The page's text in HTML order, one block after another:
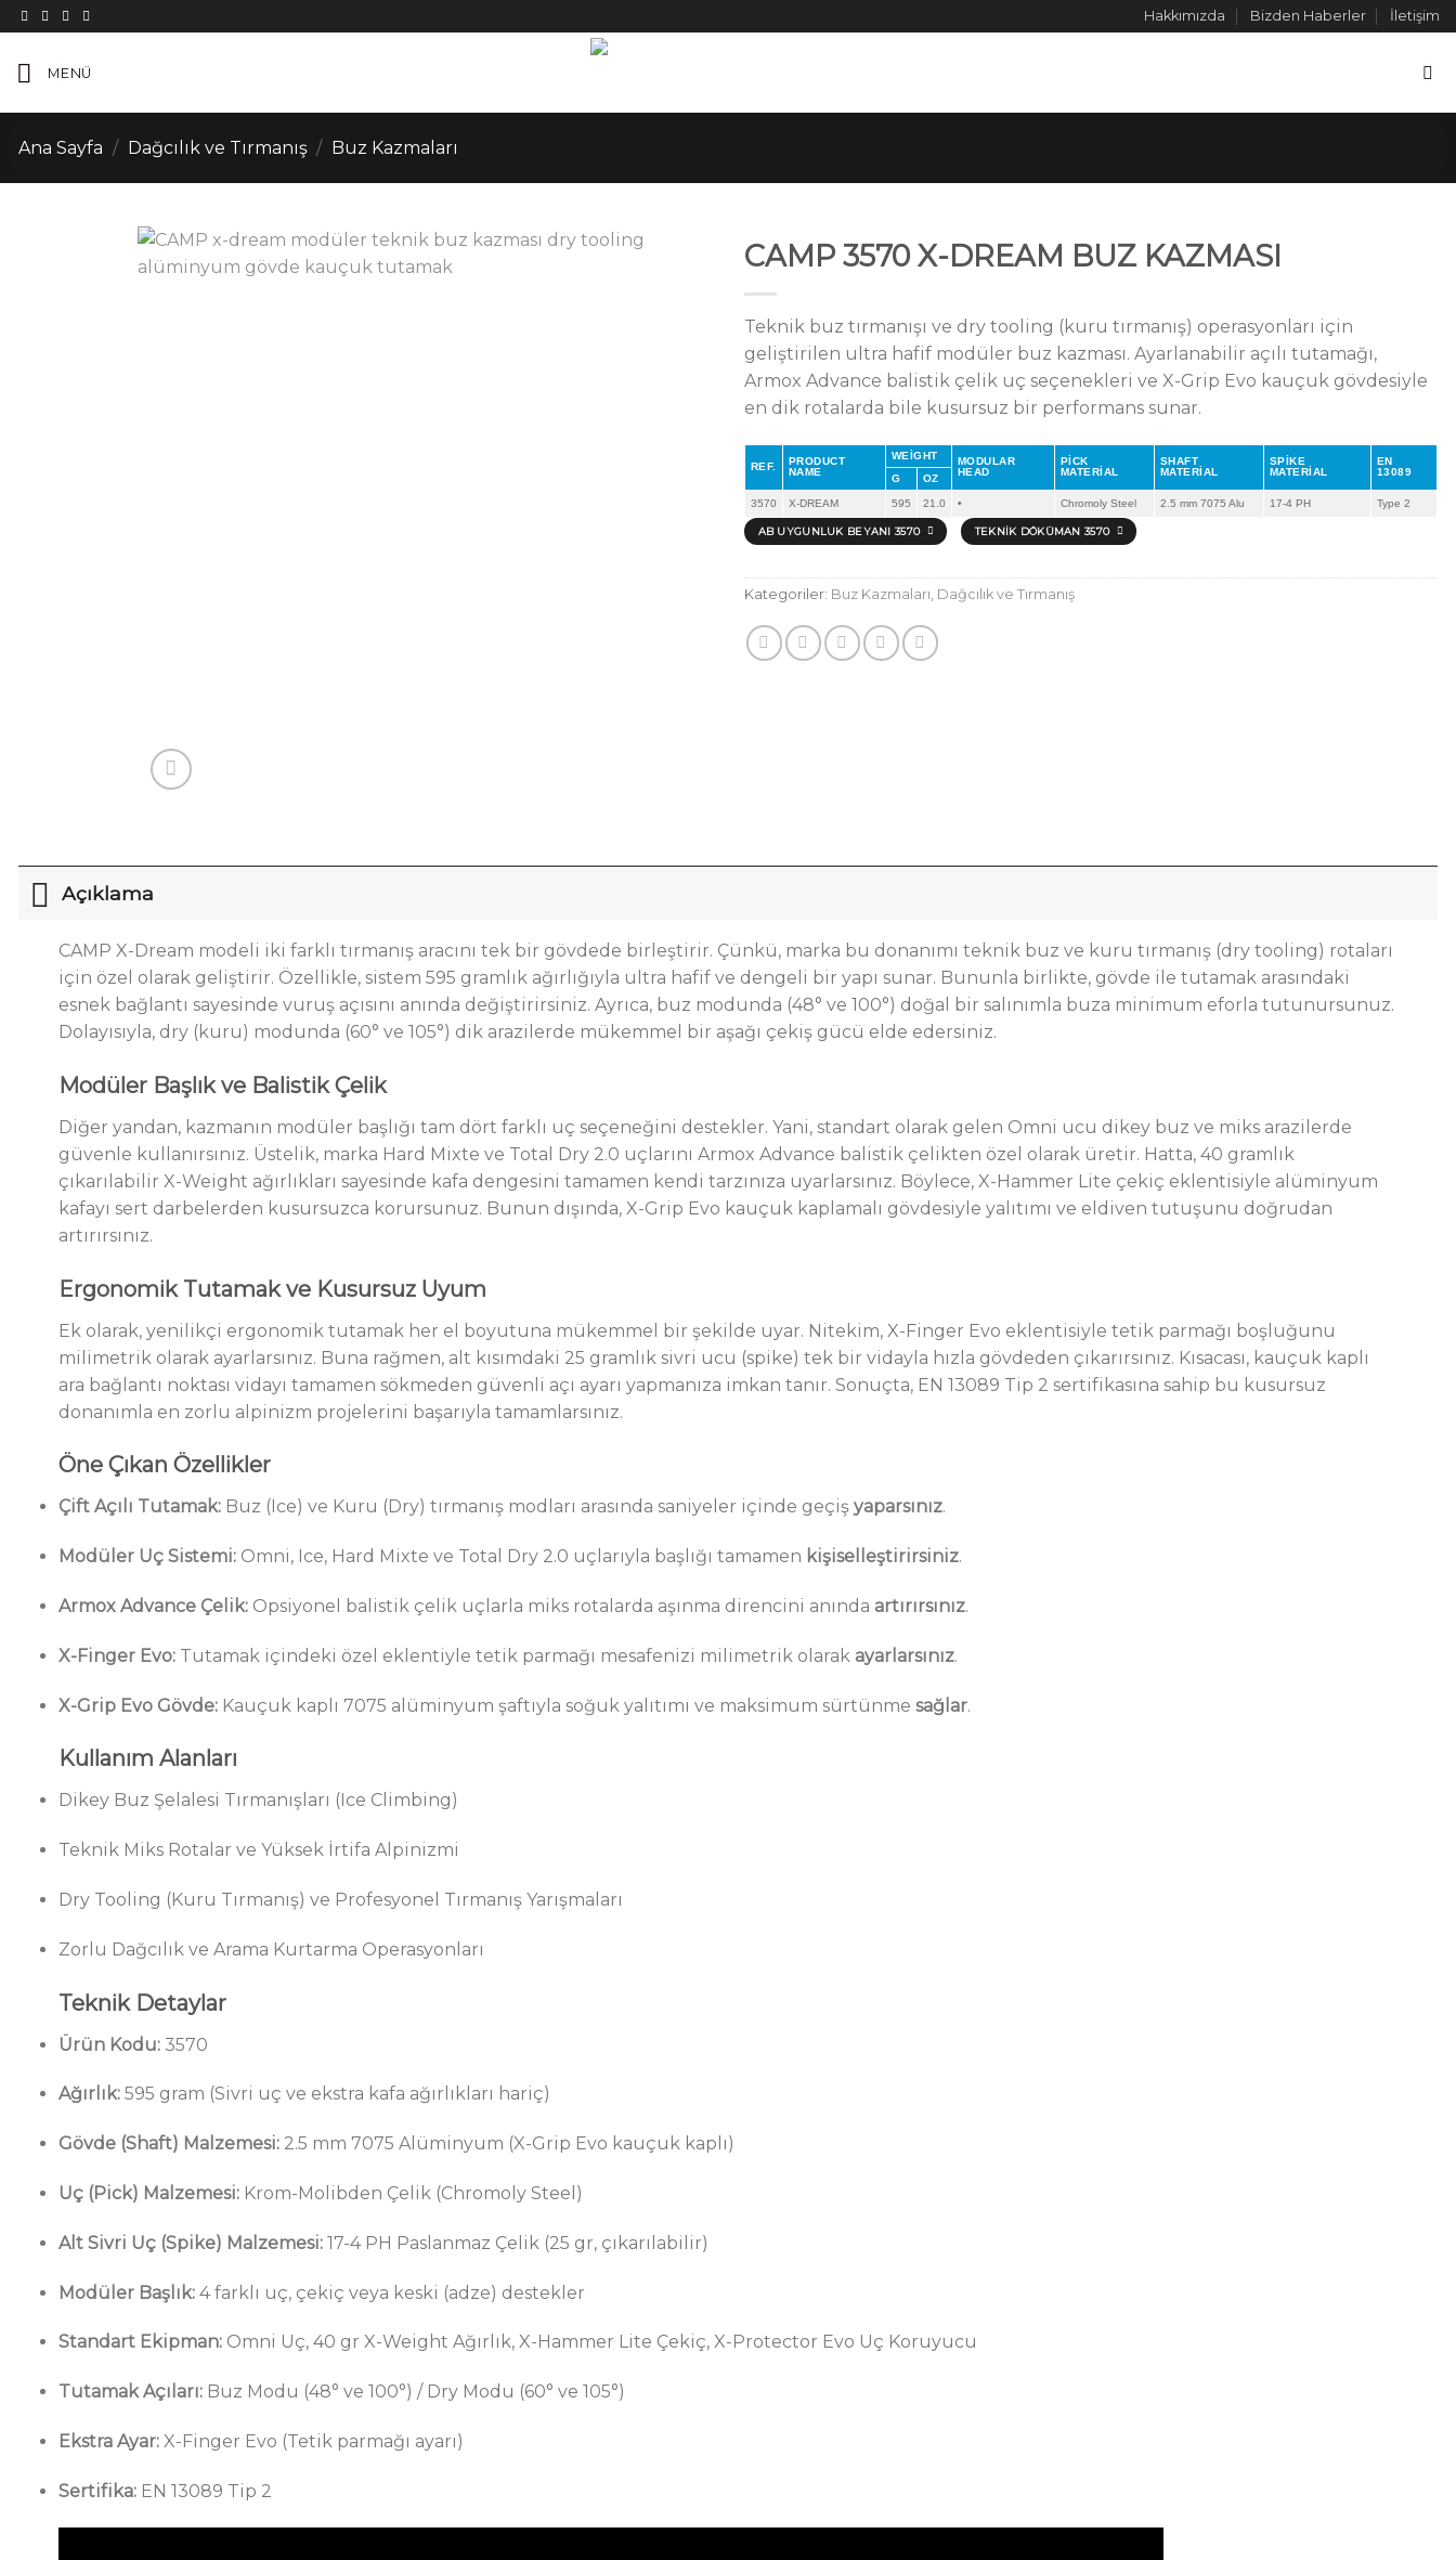
İçeriğe
atla
Hakkımızda Bizden Haberler İletişim
MENÜ
Ana Sayfa / Dağcılık ve Tırmanış / Buz Kazmaları
CAMP 3570 X-DREAM BUZ KAZMASI
Teknik buz tırmanışı ve dry tooling (kuru tırmanış) operasyonları için
geliştirilen ultra hafif modüler buz kazması. Ayarlanabilir açılı tutamağı,
Armox Advance balistik çelik uç seçenekleri ve X-Grip Evo kauçuk gövdesiyle
en dik rotalarda bile kusursuz bir performans sunar.
REF.
PRODUCT
NAME
WEIGHT
MODULAR
HEAD
PICK
MATERIAL
SHAFT
MATERIAL
SPIKE
MATERIAL
EN
13089
G OZ
3570 X-DREAM 595 21.0 • Chromoly Steel 2.5 mm 7075 Alu 17-4 PH Type 2
AB UYGUNLUK BEYANI 3570 TEKNIK DÖKÜMAN 3570
Kategoriler: Buz Kazmaları, Dağcılık ve Tırmanış
Açıklama
CAMP X-Dream modeli iki farklı tırmanış aracını tek bir gövdede birleştirir. Çünkü, marka bu donanımı teknik buz ve kuru tırmanış (dry tooling) rotaları
için özel olarak geliştirir. Özellikle, sistem 595 gramlık ağırlığıyla ultra hafif ve dengeli bir yapı sunar. Bununla birlikte, gövde ile tutamak arasındaki
esnek bağlantı sayesinde vuruş açısını anında değiştirirsiniz. Ayrıca, buz modunda (48° ve 100°) doğal bir salınımla buza minimum eforla tutunursunuz.
Dolayısıyla, dry (kuru) modunda (60° ve 105°) dik arazilerde mükemmel bir aşağı çekiş gücü elde edersiniz.
Modüler Başlık ve Balistik Çelik
Diğer yandan, kazmanın modüler başlığı tam dört farklı uç seçeneğini destekler. Yani, standart olarak gelen Omni ucu dikey buz ve miks arazilerde
güvenle kullanırsınız. Üstelik, marka Hard Mixte ve Total Dry 2.0 uçlarını Armox Advance balistik çelikten özel olarak üretir. Hatta, 40 gramlık
çıkarılabilir X-Weight ağırlıkları sayesinde kafa dengesini tamamen kendi tarzınıza uyarlarsınız. Böylece, X-Hammer Lite çekiç eklentisiyle alüminyum
kafayı sert darbelerden kusursuzca korursunuz. Bunun dışında, X-Grip Evo kauçuk kaplamalı gövdesiyle yalıtımı ve eldiven tutuşunu doğrudan
artırırsınız.
Ergonomik Tutamak ve Kusursuz Uyum
Ek olarak, yenilikçi ergonomik tutamak her el boyutuna mükemmel bir şekilde uyar. Nitekim, X-Finger Evo eklentisiyle tetik parmağı boşluğunu
milimetrik olarak ayarlarsınız. Buna rağmen, alt kısımdaki 25 gramlık sivri ucu (spike) tek bir vidayla hızla gövdeden çıkarırsınız. Kısacası, kauçuk kaplı
ara bağlantı noktası vidayı tamamen sökmeden güvenli açı ayarı yapmanıza imkan tanır. Sonuçta, EN 13089 Tip 2 sertifikasına sahip bu kusursuz
donanımla en zorlu alpinizm projelerini başarıyla tamamlarsınız.
Öne Çıkan Özellikler
Çift Açılı Tutamak:Buz (Ice) ve Kuru (Dry) tırmanış modları arasında saniyeler içinde geçiş yaparsınız.
Modüler Uç Sistemi:Omni, Ice, Hard Mixte ve Total Dry 2.0 uçlarıyla başlığı tamamen kişiselleştirirsiniz.
Armox Advance Çelik:Opsiyonel balistik çelik uçlarla miks rotalarda aşınma direncini anında artırırsınız.
X-Finger Evo:Tutamak içindeki özel eklentiyle tetik parmağı mesafenizi milimetrik olarak ayarlarsınız.
X-Grip Evo Gövde:Kauçuk kaplı 7075 alüminyum şaftıyla soğuk yalıtımı ve maksimum sürtünme sağlar.
Kullanım Alanları
Dikey Buz Şelalesi Tırmanışları (Ice Climbing)
Teknik Miks Rotalar ve Yüksek İrtifa Alpinizmi
Dry Tooling (Kuru Tırmanış) ve Profesyonel Tırmanış Yarışmaları
Zorlu Dağcılık ve Arama Kurtarma Operasyonları
Teknik Detaylar
Ürün Kodu:3570
Ağırlık:595 gram (Sivri uç ve ekstra kafa ağırlıkları hariç)
Gövde (Shaft) Malzemesi:2.5 mm 7075 Alüminyum (X-Grip Evo kauçuk kaplı)
Uç (Pick) Malzemesi:Krom-Molibden Çelik (Chromoly Steel)
Alt Sivri Uç (Spike) Malzemesi:17-4 PH Paslanmaz Çelik (25 gr, çıkarılabilir)
Modüler Başlık:4 farklı uç, çekiç veya keski (adze) destekler
Standart Ekipman:Omni Uç, 40 gr X-Weight Ağırlık, X-Hammer Lite Çekiç, X-Protector Evo Uç Koruyucu
Tutamak Açıları:Buz Modu (48° ve 100°) / Dry Modu (60° ve 105°)
Ekstra Ayar:X-Finger Evo (Tetik parmağı ayarı)
Sertifika:EN 13089 Tip 2